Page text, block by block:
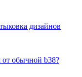
дизайнов
от обычной b38?